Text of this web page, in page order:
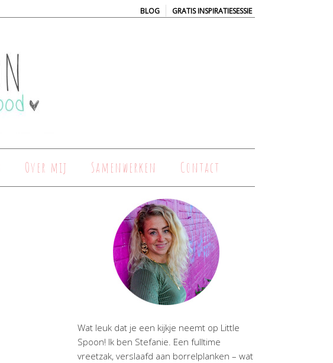
BLOG | GRATIS INSPIRATIESESSIE
Over mij Samenwerken Contact
Wat leuk dat je een kijkje neemt op Little
Spoon! Ik ben Stefanie. Een fulltime
vreetzak, verslaafd aan borrelplanken – wat